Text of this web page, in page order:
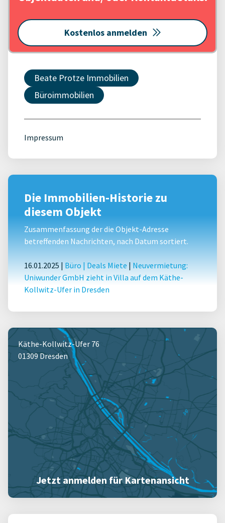
Kostenlos anmelden
Beate Protze Immobilien
Büroimmobilien
Impressum
Die Immobilien-Historie zu
diesem Objekt
Zusammenfassung der die Objekt-Adresse
betreffenden Nachrichten, nach Datum sortiert.
16.01.2025 | Büro | Deals Miete | Neuvermietung:
Uniwunder GmbH zieht in Villa auf dem Käthe-
Kollwitz-Ufer in Dresden
Käthe-Kollwitz-Ufer 76
01309 Dresden
Jetzt anmelden für Kartenansicht